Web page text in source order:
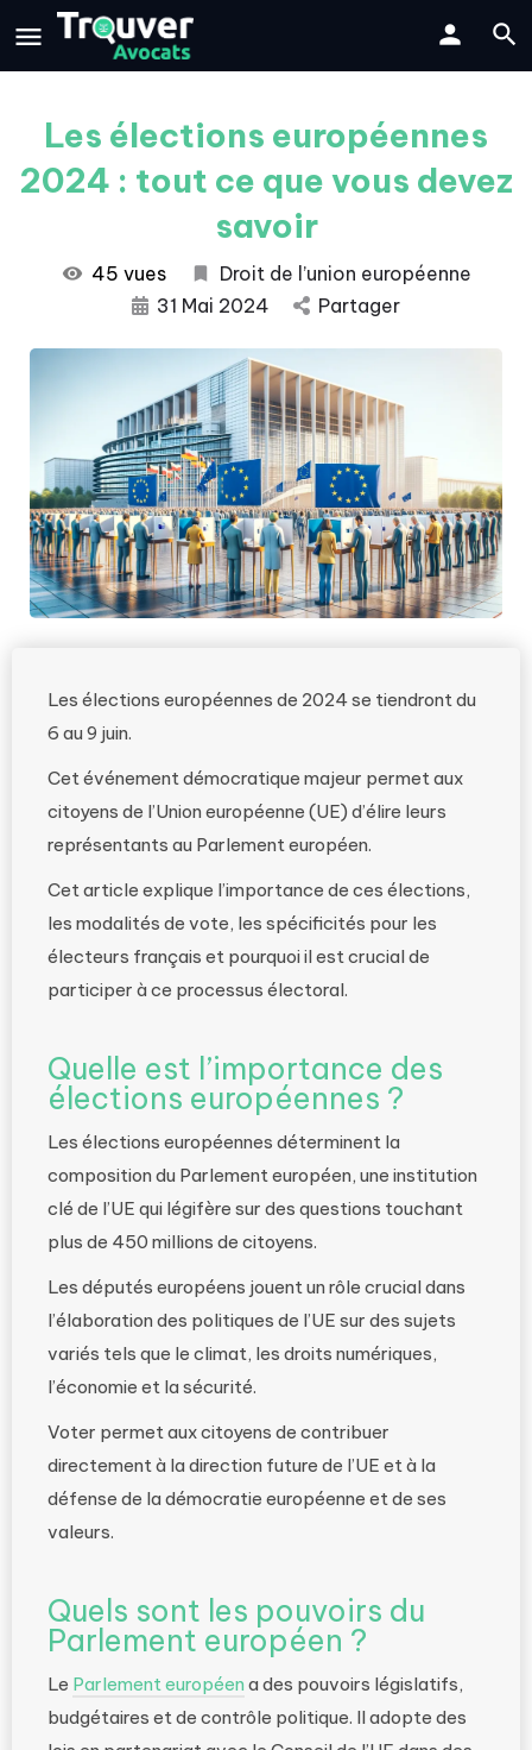
Les élections européennes
2024 : tout ce que vous devez
savoir
45 vues
Droit de l’union européenne
31 Mai 2024
Partager
Les élections européennes de 2024 se tiendront du
6 au 9 juin.
Cet événement démocratique majeur permet aux
citoyens de l’Union européenne (UE) d’élire leurs
représentants au Parlement européen.
Cet article explique l’importance de ces élections,
les modalités de vote, les spécificités pour les
électeurs français et pourquoi il est crucial de
participer à ce processus électoral.
Quelle est l’importance des
élections européennes ?
Les élections européennes déterminent la
composition du Parlement européen, une institution
clé de l’UE qui légifère sur des questions touchant
plus de 450 millions de citoyens.
Les députés européens jouent un rôle crucial dans
l’élaboration des politiques de l’UE sur des sujets
variés tels que le climat, les droits numériques,
l’économie et la sécurité.
Voter permet aux citoyens de contribuer
directement à la direction future de l’UE et à la
défense de la démocratie européenne et de ses
valeurs.
Quels sont les pouvoirs du
Parlement européen ?
Le Parlement européen a des pouvoirs législatifs,
budgétaires et de contrôle politique. Il adopte des